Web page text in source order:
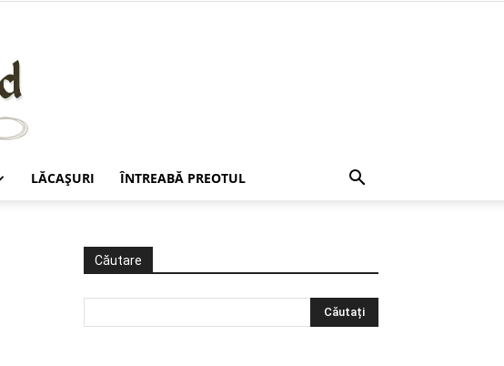
LĂCAŞURI ÎNTREABĂ PREOTUL
Căutare